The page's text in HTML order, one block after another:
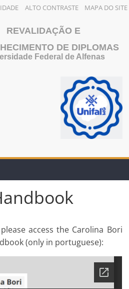
ALTO CONTRASTE MAPA DO SITE
REVALIDAÇÃO E
DE DIPLOMAS
Federal de Alfenas
access the Carolina Bori
(only in portuguese):